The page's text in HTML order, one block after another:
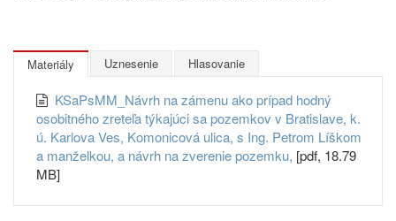
Materiály Uznesenie Hlasovanie
KSaPsMM_Návrh na zámenu ako prípad hodný
osobitného zreteľa týkajúci sa pozemkov v Bratislave, k.
ú. Karlova Ves, Komonicová ulica, s Ing. Petrom Líškom
a manželkou, a návrh na zverenie pozemku, [pdf, 18.79
MB]